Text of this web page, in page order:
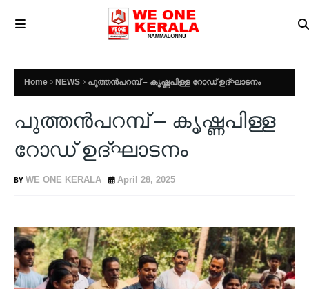
Home NEWS പുത്തന്‍പറമ്പ് – കൃഷ്ണപിള്ള റോഡ് ഉദ്ഘാടനം
പുത്തന്‍പറമ്പ് – കൃഷ്ണപിള്ള
റോഡ് ഉദ്ഘാടനം
WE ONE KERALA April 28, 2025